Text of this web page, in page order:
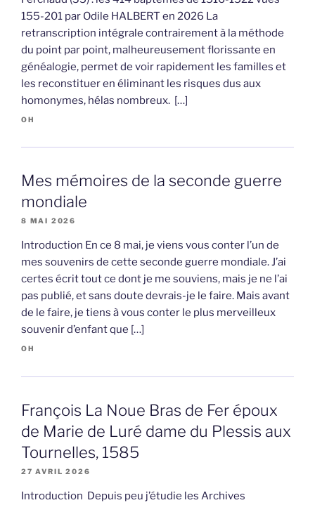
155-201 par Odile HALBERT en 2026 La
retranscription intégrale contrairement à la méthode
du point par point, malheureusement florissante en
généalogie, permet de voir rapidement les familles et
les reconstituer en éliminant les risques dus aux
homonymes, hélas nombreux. […]
OH
Mes mémoires de la seconde guerre
mondiale
8 MAI 2026
Introduction En ce 8 mai, je viens vous conter l’un de
mes souvenirs de cette seconde guerre mondiale. J’ai
certes écrit tout ce dont je me souviens, mais je ne l’ai
pas publié, et sans doute devrais-je le faire. Mais avant
de le faire, je tiens à vous conter le plus merveilleux
souvenir d’enfant que […]
OH
François La Noue Bras de Fer époux
de Marie de Luré dame du Plessis aux
Tournelles, 1585
27 AVRIL 2026
Introduction Depuis peu j’étudie les Archives